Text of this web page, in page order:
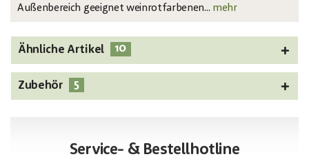
Außenbereich geeignet weinrotfarbenen... mehr
Ähnliche Artikel 10
Zubehör 5
Service- & Bestellhotline